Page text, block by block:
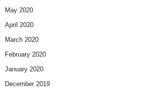
May 2020
April 2020
March 2020
February 2020
January 2020
December 2019